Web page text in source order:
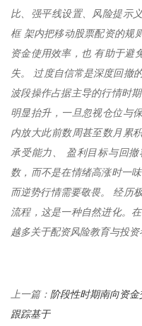
比、强平线设置、风险提示
框 架内把移动股票配资的规
资金使用效率，也 有助于避
失。 过度自信常是深度回撤
波段操作占据主导的行情时
明显抬升，一旦忽视仓位与
内放大此前数周甚至数月累
承受能力、 盈利目标与回
数，而不是在情绪高涨时一
而逆势行情需要敬畏。 经历
流程，这是一种自然进化。
越多关于配资风险教育与投资
上一篇： 阶段性时期南向资
跟踪基于